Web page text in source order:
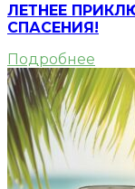
ЛЕТНЕЕ
СПАСЕНИЯ!
Подробнее